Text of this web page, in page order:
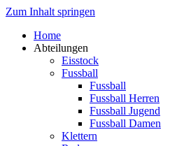
Zum Inhalt springen
Home
Abteilungen
Eisstock
Fussball
Fussball
Fussball Herren
Fussball Jugend
Fussball Damen
Klettern